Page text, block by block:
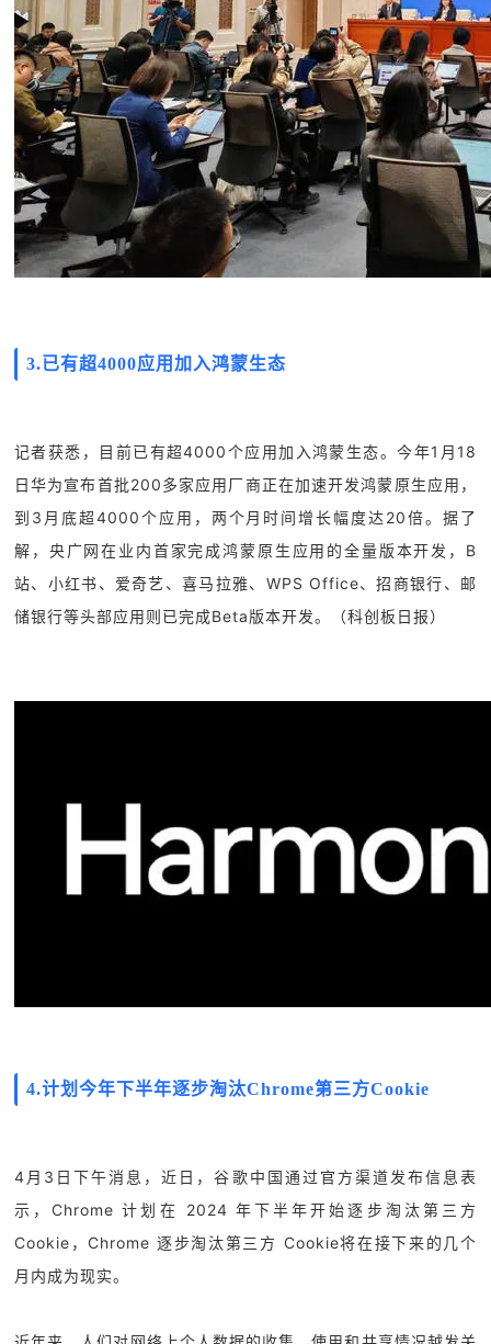
3.已有超4000应用加入鸿蒙生态
记者获悉，目前已有超4000个应用加入鸿蒙生态。今年1月18
日华为宣布首批200多家应用厂商正在加速开发鸿蒙原生应用，
到3月底超4000个应用，两个月时间增长幅度达20倍。据了
解，央广网在业内首家完成鸿蒙原生应用的全量版本开发，B
站、小红书、爱奇艺、喜马拉雅、WPS Office、招商银行、邮
储银行等头部应用则已完成Beta版本开发。（科创板日报）
4.计划今年下半年逐步淘汰Chrome第三方Cookie
4月3日下午消息，近日，谷歌中国通过官方渠道发布信息表
示，Chrome 计划在 2024 年下半年开始逐步淘汰第三方
Cookie，Chrome 逐步淘汰第三方 Cookie将在接下来的几个
月内成为现实。